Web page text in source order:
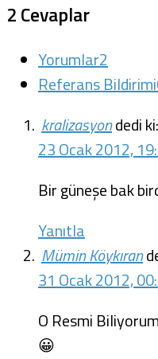
2 Cevaplar
Yorumlar2
Referans Bildirimi
kralizasyondedi ki:
23 Ocak 2012,
Bir güneşe bak
Yanıtla
Mümin Köykıran
31 Ocak 2012,
O Resmi
😀